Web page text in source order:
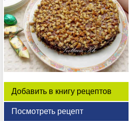
Добавить в книгу рецептов
Посмотреть рецепт